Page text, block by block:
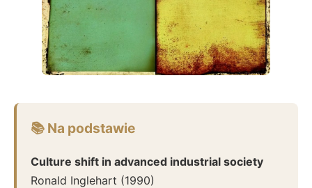
📚 Na podstawie
Culture shift in advanced industrial society
Ronald Inglehart (1990)